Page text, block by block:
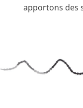
apportons des